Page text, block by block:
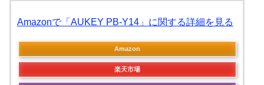
Amazonで「AUKEY PB-Y14」に関する詳細を見る
Amazon
楽天市場